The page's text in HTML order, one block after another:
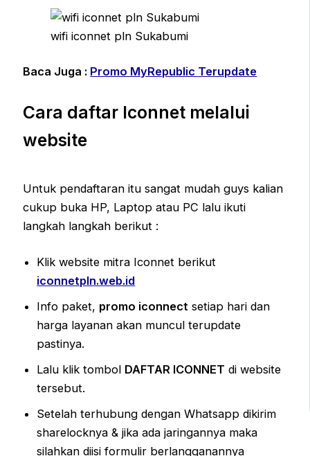
wifi iconnet pln Sukabumi
Baca Juga : Promo MyRepublic Terupdate
Cara daftar Iconnet melalui
website
Untuk pendaftaran itu sangat mudah guys kalian
cukup buka HP, Laptop atau PC lalu ikuti
langkah langkah berikut :
Klik website mitra Iconnet berikut
iconnetpln.web.id
Info paket, promo iconnect setiap hari dan
harga layanan akan muncul terupdate
pastinya.
Lalu klik tombol DAFTAR ICONNET di website
tersebut.
Setelah terhubung dengan Whatsapp dikirim
sharelocknya & jika ada jaringannya maka
silahkan diisi formulir berlangganannya